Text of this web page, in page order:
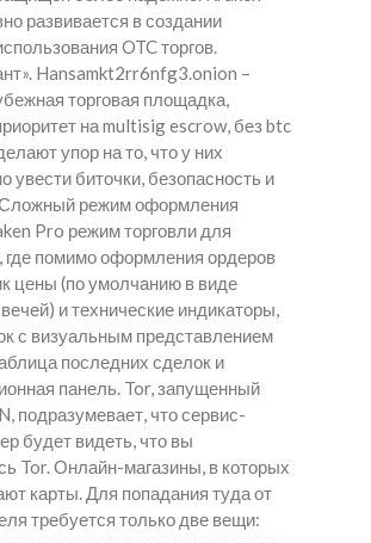
развивается в создании
OTC торгов.
Hansamkt2rr6nfg3.onion –
торговая площадка,
на multisig escrow, без btc
упор на то, что у них
увести биточки, безопасность и
Сложный режим оформления
Pro режим торговли для
где помимо оформления ордеров
цены (по умолчанию в виде
и технические индикаторы,
с визуальным представлением
последних сделок и
панель. Tor, запущенный
подразумевает, что сервис-
будет видеть, что вы
Tor. Онлайн-магазины, в которых
карты. Для попадания туда от
требуется только две вещи: